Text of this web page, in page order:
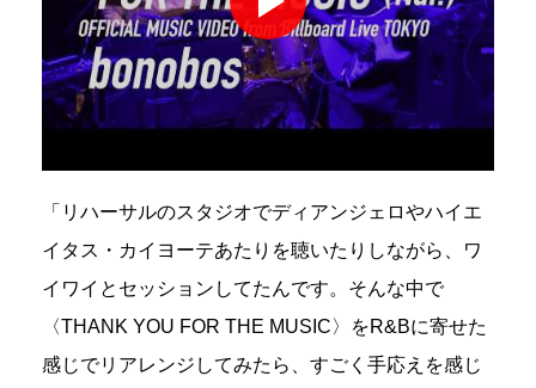
「リハーサルのスタジオでディアンジェロやハイエ
イタス・カイヨーテあたりを聴いたりしながら、ワ
イワイとセッションしてたんです。そんな中で
〈THANK YOU FOR THE MUSIC〉をR&Bに寄せた
感じでリアレンジしてみたら、すごく手応えを感じ